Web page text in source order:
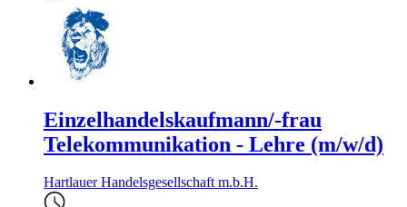
Einzelhandelskaufmann/-frau
Telekommunikation - Lehre (m/w/d)
Hartlauer Handelsgesellschaft m.b.H.